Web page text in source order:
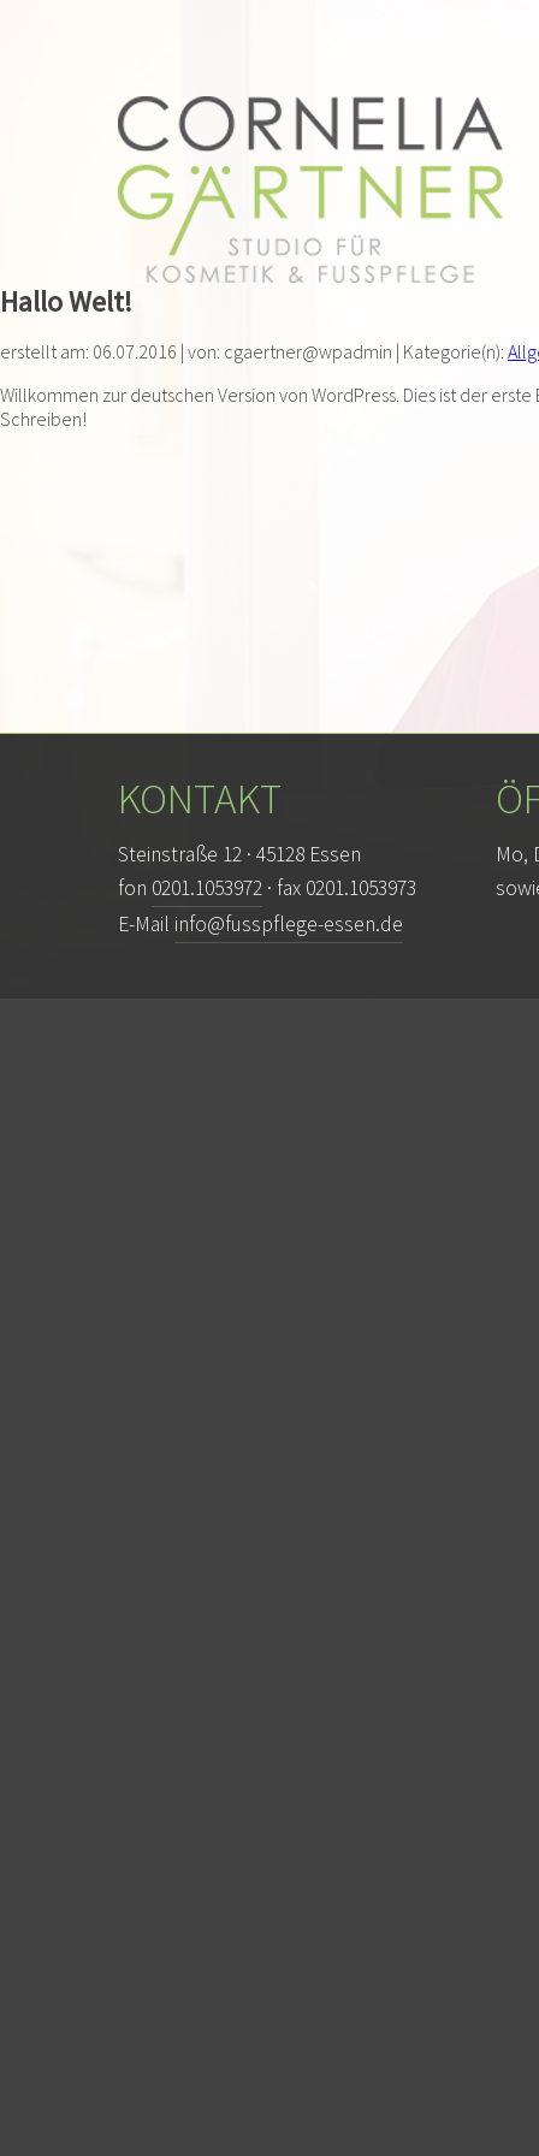
Hallo Welt!
erstellt am: 06.07.2016 | von: cgaertner@wpadmin | Kategorie(n):
Willkommen zur deutschen Version von WordPress. Dies ist der
Schreiben!
KONTAKT
Steinstraße 12 · 45128 Essen
fon 0201.1053972 · fax 0201.1053973
E-Mail info@fusspflege-essen.de
Mo,